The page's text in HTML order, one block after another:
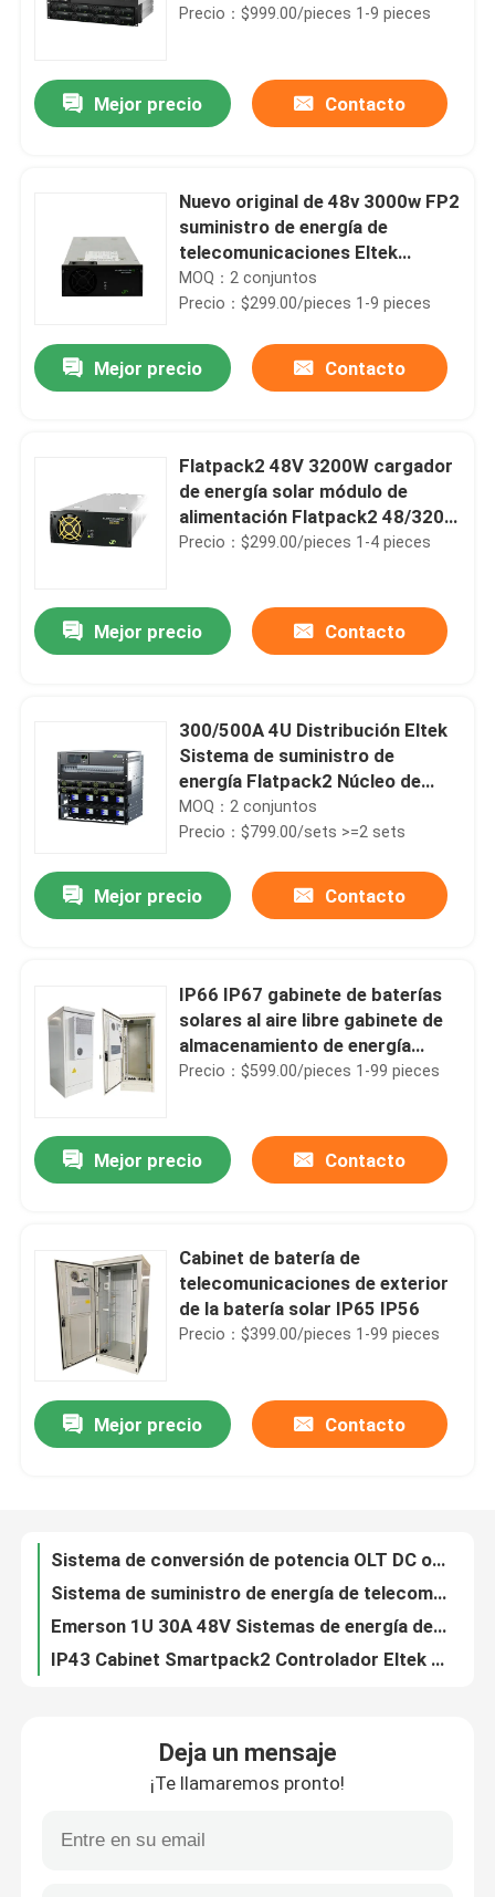
Inicio
Productos
Videos
Control de Calidad
Contacto
Solicitar una cotización
CTO20405.Nnn
Precio：$999.00/pieces 1-9 pieces
Mejor precio Contacto
Nuevo original de 48v 3000w FP2
suministro de energía de
telecomunicaciones Eltek
Flatpack 2 48/3000 HE
Rectificador Modulo Parte No.
MOQ：2 conjuntos
Precio：$299.00/pieces 1-9 pieces
Mejor precio Contacto
Flatpack2 48V 3200W cargador
de energía solar módulo de
alimentación Flatpack2 48/3200
HE
Precio：$299.00/pieces 1-4 pieces
Mejor precio Contacto
300/500A 4U Distribución Eltek
Sistema de suministro de
energía Flatpack2 Núcleo de
energía solar autónomo
MOQ：2 conjuntos
Precio：$799.00/sets >=2 sets
Mejor precio Contacto
IP66 IP67 gabinete de baterías
solares al aire libre gabinete de
almacenamiento de energía
1850*1500*750mm
Precio：$599.00/pieces 1-99 pieces
Mejor precio Contacto
Cabinet de batería de
telecomunicaciones de exterior
de la batería solar IP65 IP56
Precio：$399.00/pieces 1-99 pieces
Mejor precio Contacto
Sistema de conversión de potencia OLT DC original 110V-220V CA a 48V 15A 30A EPS30-4815AF
Sistema híbrido de telecomunicaciones 4U de 19 pulgadas Eltek Flatpack2 48V/24KW con rectificador integrado
Vertiv 19 pulgadas Telecom DC Power Systems Emerson NetSure 731 A41 48V 200A
48v 75A Sistema híbrido de telecomunicaciones embebido de Emerson Vertiv Netsure 531 Serie A41
Vertiv de 19 pulgadas Fuente de alimentación de corriente continua integrada de 48 V Sistema rectificador Emerson Netsure 731 A41 con energía de telecomunicaciones R48-3000e3 Rectif
Deja un mensaje
¡Te llamaremos pronto!